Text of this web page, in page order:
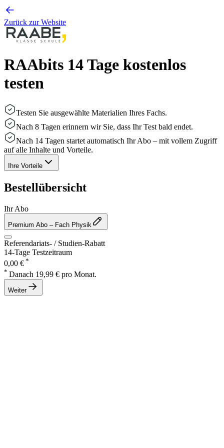
Zurück zur Website
RAAbits 14 Tage kostenlos
testen
Testen Sie ausgewählte Materialien Ihres Fachs.
Nach 8 Tagen erinnern wir Sie, dass Ihr Test bald endet.
Nach 14 Tagen startet automatisch Ihr Abo – mit vollem Zugriff
auf alle Inhalte und Vorteile.
Ihre Vorteile
Bestellübersicht
Ihr Abo
Premium Abo – Fach Physik
Referendariats- / Studien-Rabatt
14-Tage Testzeitraum
0,00 € *
* Danach 19,99 € pro Monat.
Weiter